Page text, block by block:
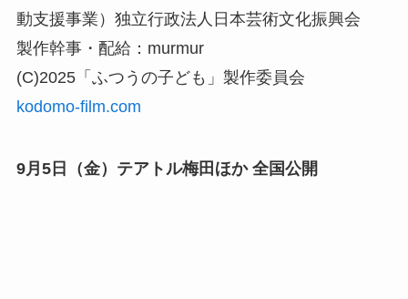
動支援事業）独立行政法人日本芸術文化振興会
製作幹事・配給：murmur
(C)2025「ふつうの子ども」製作委員会
kodomo-film.com
9月5日（金）テアトル梅田ほか 全国公開